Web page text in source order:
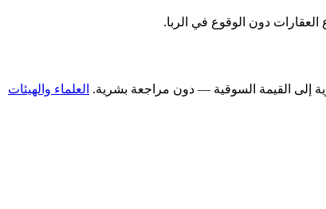
دون الوقوع في الربا.
العلماء والهيئات